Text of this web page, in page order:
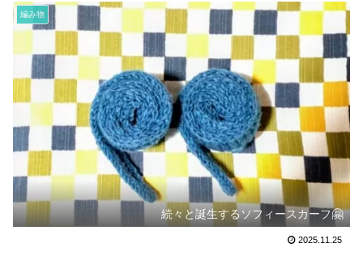
編み物
続々と誕生するソフィースカーフ🤗
2025.11.25